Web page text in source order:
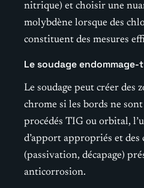
nitrique) et choisir une
molybdène lorsque des
constituent des mesures
Le soudage endommage-
Le soudage peut créer des
chrome si les bords ne
procédés TIG ou orbital,
d’apport appropriés et des
(passivation, décapage)
anticorrosion.